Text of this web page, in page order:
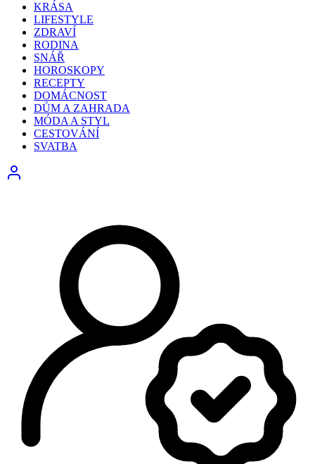
KRÁSA
LIFESTYLE
ZDRAVÍ
RODINA
SNÁŘ
HOROSKOPY
RECEPTY
DOMÁCNOST
DŮM A ZAHRADA
MÓDA A STYL
CESTOVÁNÍ
SVATBA